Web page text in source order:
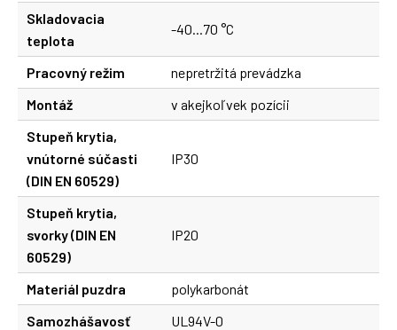
Skladovacia
teplota
-40...70 °C
Pracovný režim
nepretržitá prevádzka
Montáž
v akejkoľvek pozícii
Stupeň krytia,
vnútorné súčasti
(DIN EN 60529)
IP30
Stupeň krytia,
svorky (DIN EN
60529)
IP20
Materiál puzdra
polykarbonát
Samozhášavosť
UL94V-0